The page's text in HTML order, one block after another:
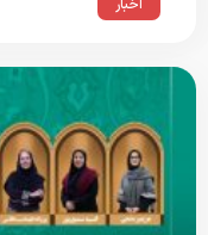
اخبار